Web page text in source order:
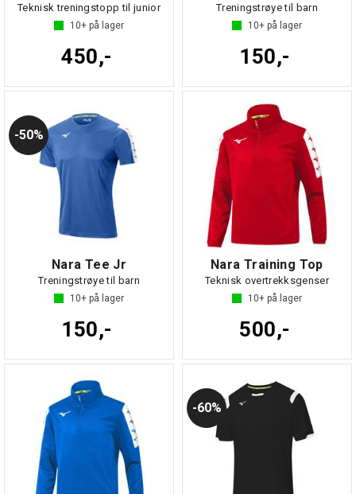
Teknisk treningstopp til junior
10+ på lager
450,-
Treningstrøye til barn
10+ på lager
150,-
50%
Nara Tee Jr
Treningstrøye til barn
10+ på lager
150,-
Nara Training Top
Teknisk overtrekksgenser
10+ på lager
500,-
60%